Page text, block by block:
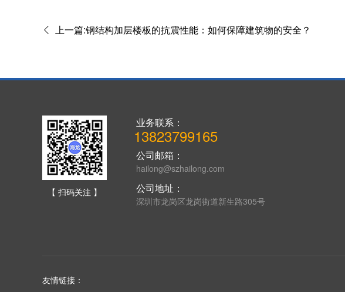
上一篇:钢结构加层楼板的抗震性能：如何保障建筑物的安全？
【 扫码关注 】
业务联系：
13823799165
公司邮箱：
hailong@szhailong.com
公司地址：
深圳市龙岗区龙岗街道新生路305号
友情链接：